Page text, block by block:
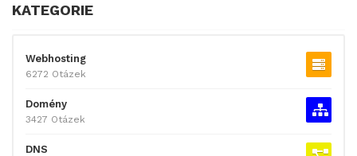
KATEGORIE
Webhosting
6272 Otázek
Domény
3427 Otázek
DNS